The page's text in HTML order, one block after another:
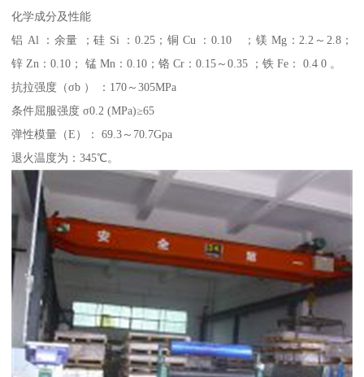
化学成分及性能
铝 Al ：余量 ；硅 Si ：0.25；铜 Cu ：0.10 ；镁 Mg：2.2～2.8；
锌 Zn：0.10； 锰 Mn：0.10；铬 Cr：0.15～0.35 ；铁 Fe： 0.4 0 。
抗拉强度（σb ） ：170～305MPa
条件屈服强度 σ0.2 (MPa)≥65
弹性模量（E）： 69.3～70.7Gpa
退火温度为：345℃。